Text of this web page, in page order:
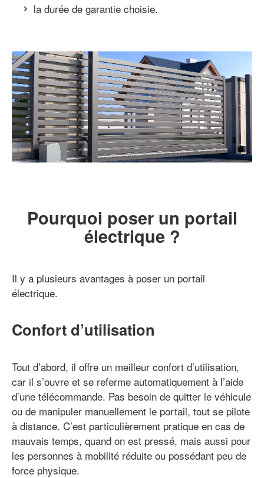
la durée de garantie choisie.
Pourquoi poser un portail
électrique ?
Il y a plusieurs avantages à poser un portail
électrique.
Confort d’utilisation
Tout d’abord, il offre un meilleur confort d’utilisation,
car il s’ouvre et se referme automatiquement à l’aide
d’une télécommande. Pas besoin de quitter le véhicule
ou de manipuler manuellement le portail, tout se pilote
à distance. C’est particulièrement pratique en cas de
mauvais temps, quand on est pressé, mais aussi pour
les personnes à mobilité réduite ou possédant peu de
force physique.